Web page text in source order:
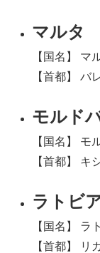
マルタ
【国名】
【首都】 バ
モルド
【国名】 モ
【首都】 キ
ラトビ
【国名】 ラ
【首都】 リ